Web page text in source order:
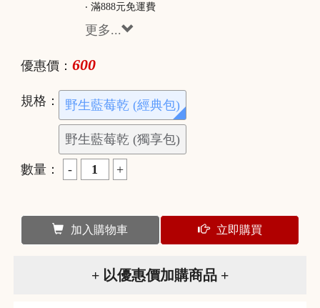
‧ 滿888元免運費
更多...
優惠價： 600
規格： 野生藍莓乾 (經典包)
野生藍莓乾 (獨享包)
數量：
加入購物車 立即購買
+ 以優惠價加購商品 +